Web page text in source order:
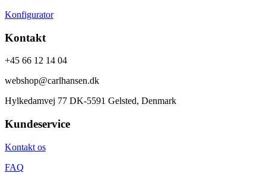
Konfigurator
Kontakt
+45 66 12 14 04
webshop@carlhansen.dk
Hylkedamvej 77 DK-5591 Gelsted, Denmark
Kundeservice
Kontakt os
FAQ